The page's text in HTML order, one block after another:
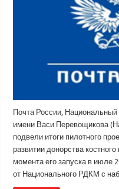
Почта России, Национальный
имени Васи Перевощикова
подвели итоги пилотного
развитии донорства
момента его запуска в июле
от Национального РДКМ с